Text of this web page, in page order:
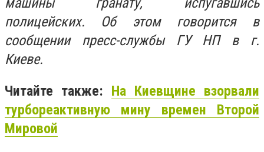
полицейских. Об этом говорится в
сообщении пресс-службы ГУ НП в г.
Киеве.
Читайте также: На Киевщине взорвали
турбореактивную мину времен Второй
Мировой